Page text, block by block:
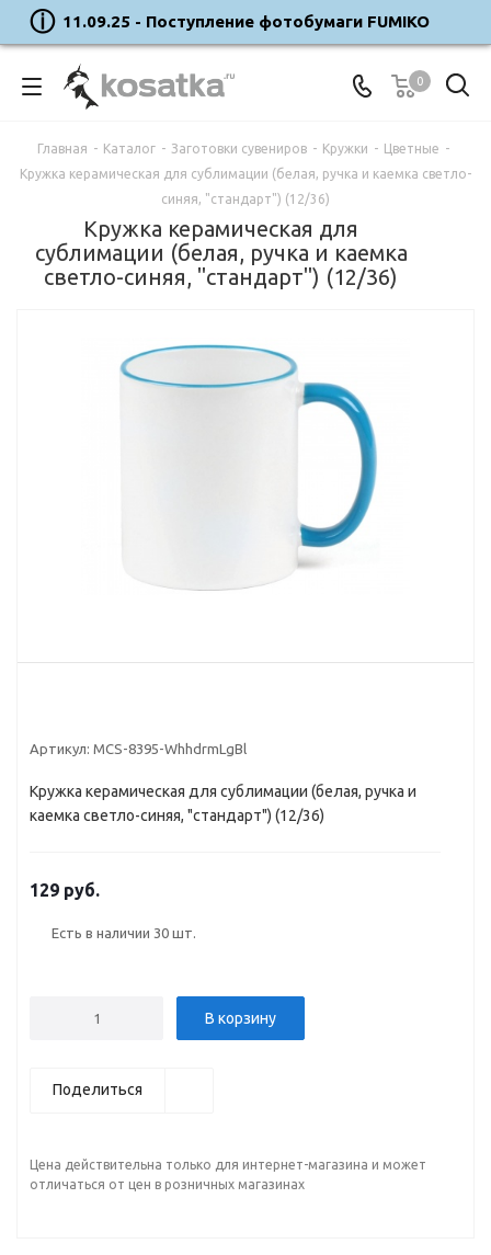
11.09.25 - Поступление фотобумаги FUMIKO
0
Главная - Каталог - Заготовки сувениров - Кружки - Цветные -
Кружка керамическая для сублимации (белая, ручка и каемка светло-
синяя, "стандарт") (12/36)
Кружка керамическая для
сублимации (белая, ручка и каемка
светло-синяя, "стандарт") (12/36)
Артикул: MCS-8395-WhhdrmLgBl
Кружка керамическая для сублимации (белая, ручка и
каемка светло-синяя, "стандарт") (12/36)
129 руб.
Есть в наличии 30 шт.
В корзину
Поделиться
Цена действительна только для интернет-магазина и может
отличаться от цен в розничных магазинах